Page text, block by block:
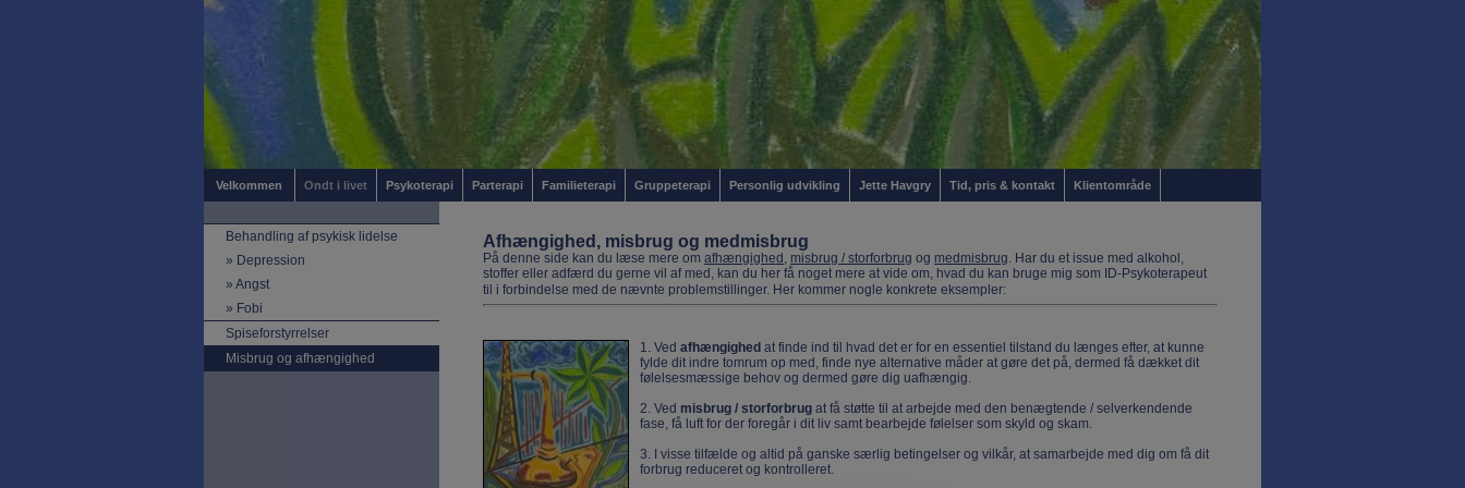
Velkommen Ondt i livet Psykoterapi Parterapi Familieterapi Gruppeterapi Personlig udvikling Jette Havgry Tid, pris & kontakt Klientområde
Behandling af psykisk lidelse
» Depression
» Angst
» Fobi
Spiseforstyrrelser
Misbrug og afhængighed
Afhængighed, misbrug og medmisbrug
På denne side kan du læse mere om afhængighed , misbrug / storforbrug og medmisbrug. Har du et issue med alkohol,
stoffer eller adfærd du gerne vil af med, kan du her få noget mere at vide om, hvad du kan bruge mig som ID-Psykoterapeut
til i forbindelse med de nævnte problemstillinger. Her kommer nogle konkrete eksempler:
1. Ved afhængighed at finde ind til hvad det er for en essentiel tilstand du længes efter, at kunne
fylde dit indre tomrum op med, finde nye alternative måder at gøre det på, dermed få dækket dit
følelsesmæssige behov og dermed gøre dig uafhængig.
2. Ved misbrug / storforbrug at få støtte til at arbejde med den benægtende / selverkendende
fase, få luft for der foregår i dit liv samt bearbejde følelser som skyld og skam.
3. I visse tilfælde og altid på ganske særlig betingelser og vilkår, at samarbejde med dig om få dit
forbrug reduceret og kontrolleret.